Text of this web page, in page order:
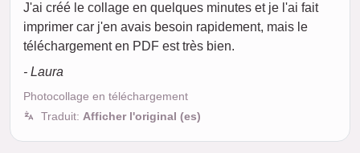
J'ai créé le collage en quelques minutes et je l'ai fait
imprimer car j'en avais besoin rapidement, mais le
téléchargement en PDF est très bien.
- Laura
Photocollage en téléchargement
Traduit: Afficher l'original (es)